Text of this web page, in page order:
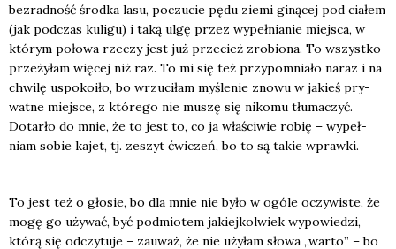
bez­rad­ność środ­ka lasu, poczu­cie pędu zie­mi giną­cej pod cia­łem
(jak pod­czas kuli­gu) i taką ulgę przez wypeł­nia­nie miej­sca, w
któ­rym poło­wa rze­czy jest już prze­cież zro­bio­na. To wszyst­ko
prze­ży­łam wię­cej niż raz. To mi się też przy­po­mnia­ło naraz i na
chwi­lę uspo­ko­iło, bo wrzu­ci­łam myśle­nie zno­wu w jakieś pry­
wat­ne miej­sce, z któ­re­go nie muszę się niko­mu tłu­ma­czyć.
Dotar­ło do mnie, że to jest to, co ja wła­ści­wie robię – wypeł­
niam sobie kajet, tj. zeszyt ćwi­czeń, bo to są takie wpraw­ki.
To jest też o gło­sie, bo dla mnie nie było w ogó­le oczy­wi­ste, że
mogę go uży­wać, być pod­mio­tem jakiej­kol­wiek wypo­wie­dzi,
któ­rą się odczy­tu­je – zauważ, że nie uży­łam sło­wa „war­to” – bo